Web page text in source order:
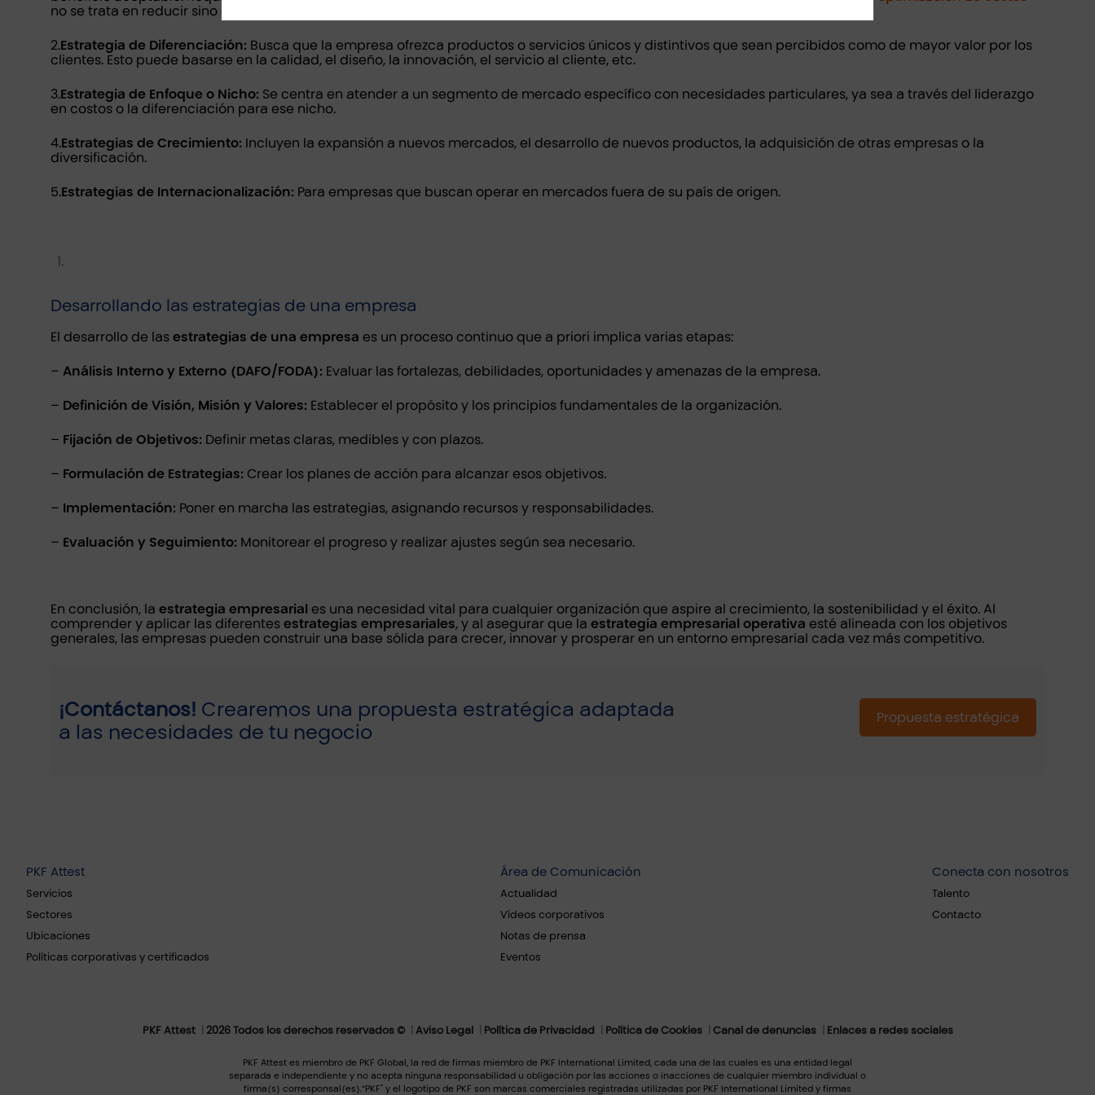
no se trata en reducir sino en transformar.
2.Estrategia de Diferenciación: Busca que la empresa ofrezca productos o servicios únicos y distintivos que sean percibidos como de mayor valor por los
clientes. Esto puede basarse en la calidad, el diseño, la innovación, el servicio al cliente, etc.
3.Estrategia de Enfoque o Nicho: Se centra en atender a un segmento de mercado específico con necesidades particulares, ya sea a través del liderazgo
en costos o la diferenciación para ese nicho.
4.Estrategias de Crecimiento: Incluyen la expansión a nuevos mercados, el desarrollo de nuevos productos, la adquisición de otras empresas o la
diversificación.
5.Estrategias de Internacionalización: Para empresas que buscan operar en mercados fuera de su país de origen.
Desarrollando las estrategias de una empresa
El desarrollo de las estrategias de una empresa es un proceso continuo que a priori implica varias etapas:
– Análisis Interno y Externo (DAFO/FODA): Evaluar las fortalezas, debilidades, oportunidades y amenazas de la empresa.
– Definición de Visión, Misión y Valores: Establecer el propósito y los principios fundamentales de la organización.
– Fijación de Objetivos: Definir metas claras, medibles y con plazos.
– Formulación de Estrategias: Crear los planes de acción para alcanzar esos objetivos.
– Implementación: Poner en marcha las estrategias, asignando recursos y responsabilidades.
– Evaluación y Seguimiento: Monitorear el progreso y realizar ajustes según sea necesario.
En conclusión, la estrategia empresarial es una necesidad vital para cualquier organización que aspire al crecimiento, la sostenibilidad y el éxito. Al
comprender y aplicar las diferentes estrategias empresariales, y al asegurar que la estrategia empresarial operativa esté alineada con los objetivos
generales, las empresas pueden construir una base sólida para crecer, innovar y prosperar en un entorno empresarial cada vez más competitivo.
¡Contáctanos! Crearemos una propuesta estratégica adaptada
a las necesidades de tu negocio
Propuesta estratégica
PKF Attest
Servicios
Sectores
Ubicaciones
Políticas corporativas y certificados
Área de Comunicación
Actualidad
Vídeos corporativos
Notas de prensa
Eventos
Conecta con nosotros
Talento
Contacto
PKF Attest 2026 Todos los derechos reservados © Aviso Legal Política de Privacidad Política de Cookies Canal de denuncias Enlaces a redes sociales
PKF Attest es miembro de PKF Global, la red de firmas miembro de PKF International Limited, cada una de las cuales es una entidad legal
separada e independiente y no acepta ninguna responsabilidad u obligación por las acciones o inacciones de cualquier miembro individual o
firma(s) corresponsal(es).“PKF" y el logotipo de PKF son marcas comerciales registradas utilizadas por PKF International Limited y firmas